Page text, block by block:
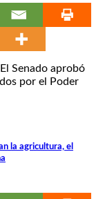
Senado aprobó
por el Poder
la agricultura, el